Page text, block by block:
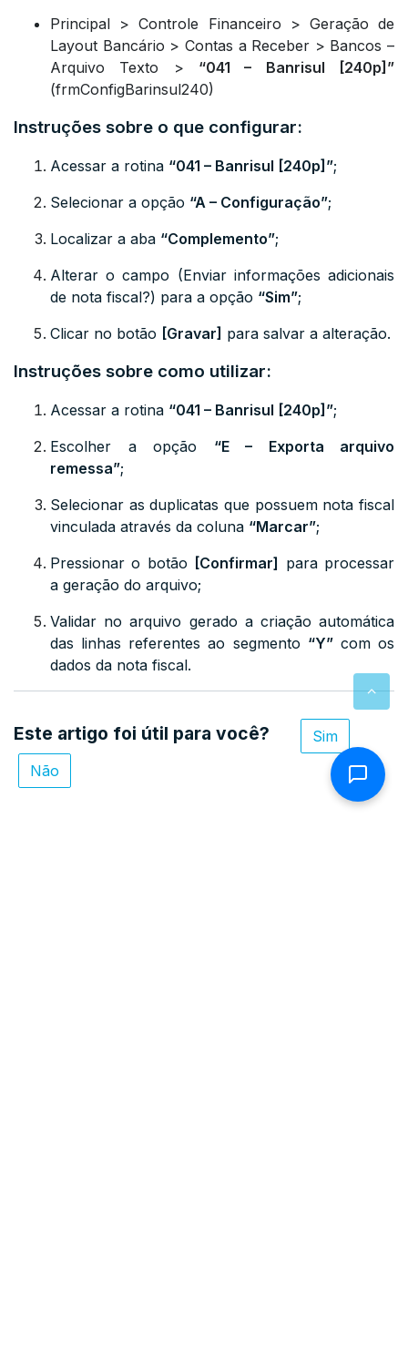
Principal > Controle Financeiro > Geração de
Layout Bancário > Contas a Receber > Bancos –
Arquivo Texto > “041 – Banrisul [240p]”
(frmConfigBarinsul240)
Instruções sobre o que configurar:
Acessar a rotina “041 – Banrisul [240p]”;
Selecionar a opção “A – Configuração”;
Localizar a aba “Complemento”;
Alterar o campo (Enviar informações adicionais
de nota fiscal?) para a opção “Sim”;
Clicar no botão [Gravar] para salvar a alteração.
Instruções sobre como utilizar:
Acessar a rotina “041 – Banrisul [240p]”;
Escolher a opção “E – Exporta arquivo
remessa”;
Selecionar as duplicatas que possuem nota fiscal
vinculada através da coluna “Marcar”;
Pressionar o botão [Confirmar] para processar
a geração do arquivo;
Validar no arquivo gerado a criação automática
das linhas referentes ao segmento “Y”com os
dados da nota fiscal.
Este artigo foi útil para você?
Sim
Não